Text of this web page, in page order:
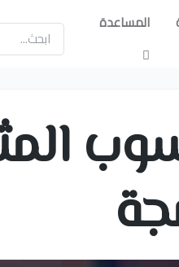
المساعدة